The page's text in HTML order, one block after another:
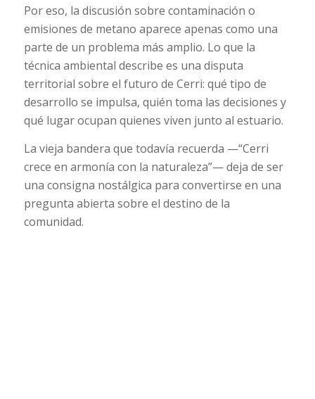
Por eso, la discusión sobre contaminación o
emisiones de metano aparece apenas como una
parte de un problema más amplio. Lo que la
técnica ambiental describe es una disputa
territorial sobre el futuro de Cerri: qué tipo de
desarrollo se impulsa, quién toma las decisiones y
qué lugar ocupan quienes viven junto al estuario.
La vieja bandera que todavía recuerda —“Cerri
crece en armonía con la naturaleza”— deja de ser
una consigna nostálgica para convertirse en una
pregunta abierta sobre el destino de la
comunidad.